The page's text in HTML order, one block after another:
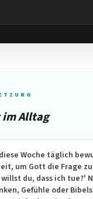
im Alltag
Woche täglich
um Gott die Frage
willst du, dass ich tue?'
Gefühle oder